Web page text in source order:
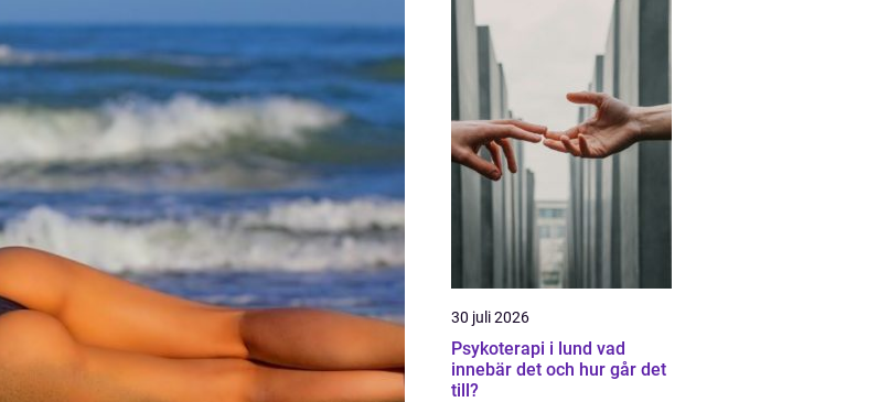
30 juli 2026
Psykoterapi i lund vad
innebär det och hur går det
till?